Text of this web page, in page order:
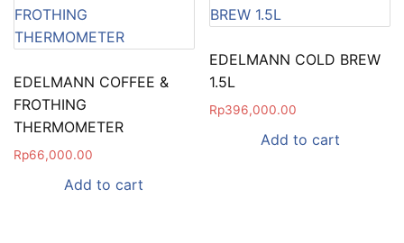
EDELMANN COFFEE &
FROTHING
THERMOMETER
Rp66,000.00
Add to cart
EDELMANN COLD BREW
1.5L
Rp396,000.00
Add to cart